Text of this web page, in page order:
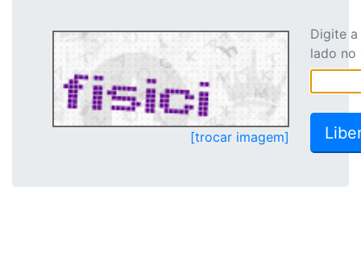
[trocar imagem]
Digite
lado no